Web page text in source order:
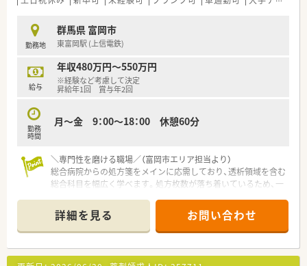
勤務地
群馬県 富岡市
東富岡駅 (上信電鉄)
給与
年収480万円～550万円
※経験など考慮して決定
昇給年1回 賞与年2回
勤務
時間
月～金 9：00～18：00 休憩60分
＼専門性を磨ける職場／（富岡市エリア担当より）
総合病院からの処方箋をメインに応需しており、透析領域を含む
総合科目を幅広く学べます。処方枚数が落ち着いているため、一
す。
＊------------------------------------------＊
【店舗情報と応需状況について】
■東富岡駅から徒歩7分ほどの場所に位置し、総合病院からの処
詳細を見る お問い合わせ